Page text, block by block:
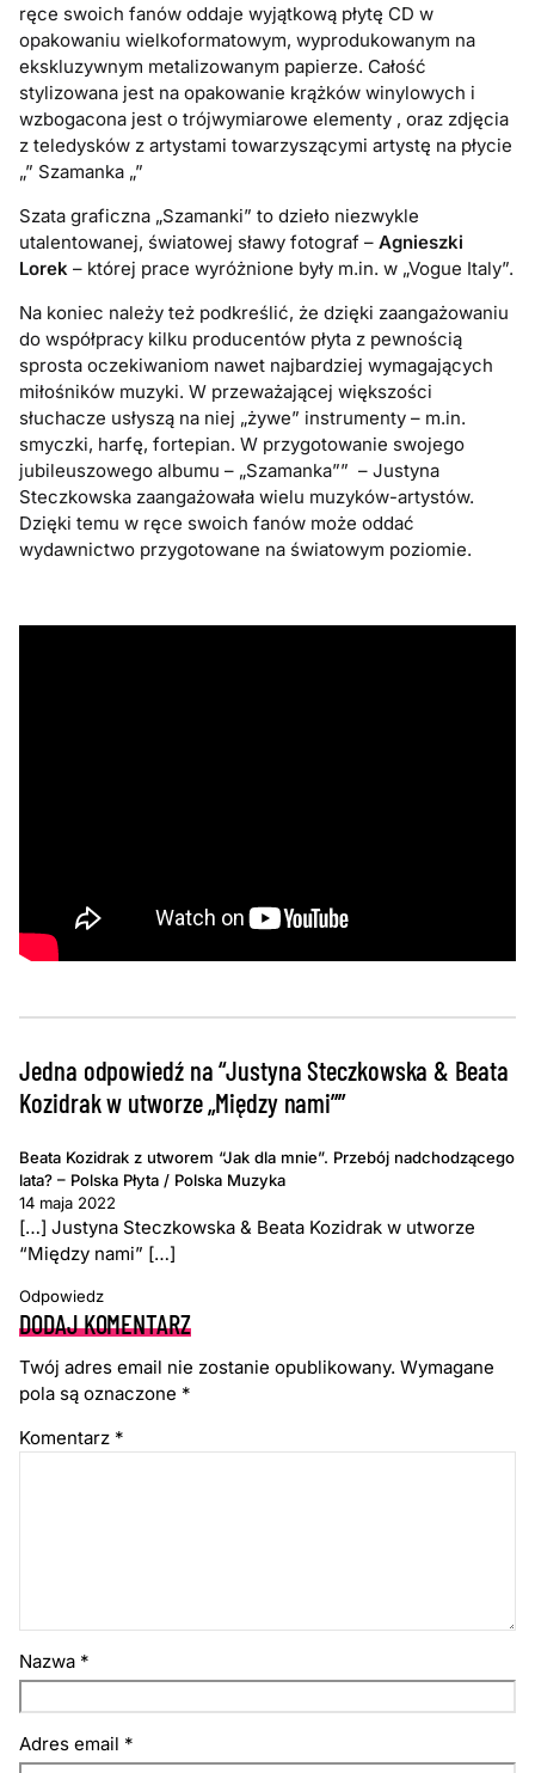
ręce swoich fanów oddaje wyjątkową płytę CD w
opakowaniu wielkoformatowym, wyprodukowanym na
ekskluzywnym metalizowanym papierze. Całość
stylizowana jest na opakowanie krążków winylowych i
wzbogacona jest o trójwymiarowe elementy , oraz zdjęcia
z teledysków z artystami towarzyszącymi artystę na płycie
„” Szamanka „”
Szata graficzna „Szamanki” to dzieło niezwykle
utalentowanej, światowej sławy fotograf –Agnieszki
Lorek – której prace wyróżnione były m.in. w „Vogue Italy”.
Na koniec należy też podkreślić, że dzięki zaangażowaniu
do współpracy kilku producentów płyta z pewnością
sprosta oczekiwaniom nawet najbardziej wymagających
miłośników muzyki. W przeważającej większości
słuchacze usłyszą na niej „żywe” instrumenty – m.in.
smyczki, harfę, fortepian. W przygotowanie swojego
jubileuszowego albumu – „Szamanka”” – Justyna
Steczkowska zaangażowała wielu muzyków-artystów.
Dzięki temu w ręce swoich fanów może oddać
wydawnictwo przygotowane na światowym poziomie.
Jedna odpowiedź na “Justyna Steczkowska & Beata
Kozidrak w utworze „Między nami””
Beata Kozidrak z utworem “Jak dla mnie”. Przebój nadchodzącego
lata? – Polska Płyta / Polska Muzyka
14 maja 2022
[…] Justyna Steczkowska & Beata Kozidrak w utworze
“Między nami” […]
Odpowiedz
DODAJ KOMENTARZ
Twój adres email nie zostanie opublikowany. Wymagane
pola są oznaczone *
Komentarz *
Nazwa *
Adres email *